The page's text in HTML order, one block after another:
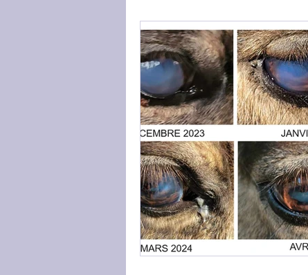
Retour santé Troubles du
Problèmes de vue Toux
Peurs inexpliquées
Fracture Paralysie
Relation au mors de filet